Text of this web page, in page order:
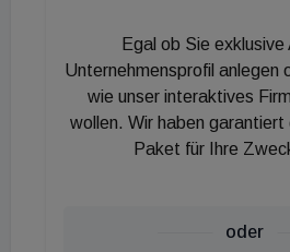
weiterhin werden wir intensiv in
MitarbeiterInnen als auch in
investieren.“ Denn als
ISS in der Verantwortung,
Anforderungen von morgen
Egal ob Sie exklusive
Unternehmensprofil anlegen
wie unser interaktives
wollen. Wir haben
Paket für Ihre
oder